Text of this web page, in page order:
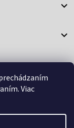
Viac